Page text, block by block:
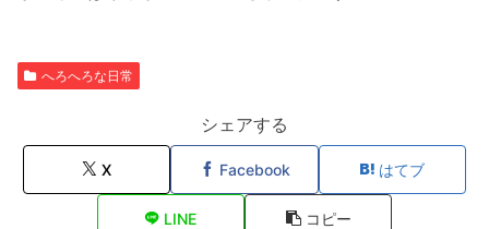
へろへろな日常
シェアする
X Facebook はてブ
LINE コピー